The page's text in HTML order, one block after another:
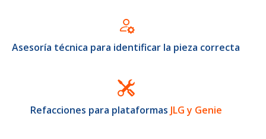
Asesoría técnica para identificar la pieza correcta
Refacciones para plataformas JLG y Genie